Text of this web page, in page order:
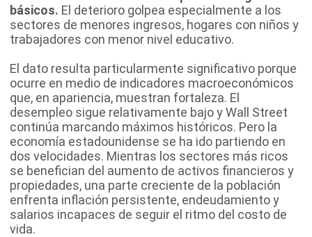
básicos. El deterioro golpea especialmente a los
sectores de menores ingresos, hogares con niños y
trabajadores con menor nivel educativo.
El dato resulta particularmente significativo porque
ocurre en medio de indicadores macroeconómicos
que, en apariencia, muestran fortaleza. El
desempleo sigue relativamente bajo y Wall Street
continúa marcando máximos históricos. Pero la
economía estadounidense se ha ido partiendo en
dos velocidades. Mientras los sectores más ricos
se benefician del aumento de activos financieros y
propiedades, una parte creciente de la población
enfrenta inflación persistente, endeudamiento y
salarios incapaces de seguir el ritmo del costo de
vida.